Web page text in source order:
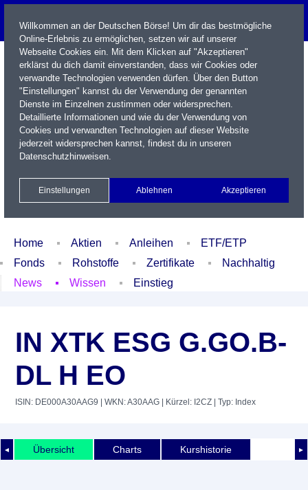
Name / WKN / ISIN / Kürzel
Xetra Realtime
Watchlist Portfolio Login
Home Aktien Anleihen
ETF/ETP
Fonds
Rohstoffe Zertifikate
Nachhaltig
News
Wissen Einstieg
IN XTK ESG G.GO.B-
DL H EO
ISIN: DE000A30AAG9 | WKN: A30AAG | Kürzel: I2CZ | Typ: Index
◄ ►
Übersicht Charts Kurshistorie
Willkommen an der Deutschen Börse! Um dir das bestmögliche
Online-Erlebnis zu ermöglichen, setzen wir auf unserer
Webseite Cookies ein. Mit dem Klicken auf "Akzeptieren"
erklärst du dich damit einverstanden, dass wir Cookies oder
verwandte Technologien verwenden dürfen. Über den Button
"Einstellungen" kannst du der Verwendung der genannten
Dienste im Einzelnen zustimmen oder widersprechen.
Detaillierte Informationen und wie du der Verwendung von
Cookies und verwandten Technologien auf dieser Website
jederzeit widersprechen kannst, findest du in unseren
Datenschutzhinweisen.
Einstellungen Ablehnen Akzeptieren